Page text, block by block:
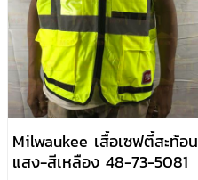
Milwaukee เสื้อเซฟตี้สะท้อน
แสง-สีเหลือง 48-73-5081